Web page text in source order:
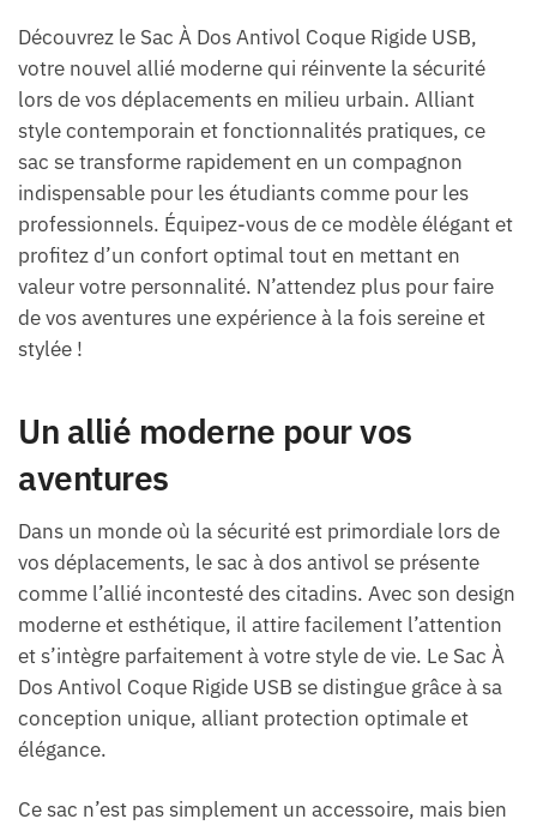
Découvrez le Sac À Dos Antivol Coque Rigide USB,
votre nouvel allié moderne qui réinvente la sécurité
lors de vos déplacements en milieu urbain. Alliant
style contemporain et fonctionnalités pratiques, ce
sac se transforme rapidement en un compagnon
indispensable pour les étudiants comme pour les
professionnels. Équipez-vous de ce modèle élégant et
profitez d’un confort optimal tout en mettant en
valeur votre personnalité. N’attendez plus pour faire
de vos aventures une expérience à la fois sereine et
stylée !
Un allié moderne pour vos
aventures
Dans un monde où la sécurité est primordiale lors de
vos déplacements, le sac à dos antivol se présente
comme l’allié incontesté des citadins. Avec son design
moderne et esthétique, il attire facilement l’attention
et s’intègre parfaitement à votre style de vie. Le Sac À
Dos Antivol Coque Rigide USB se distingue grâce à sa
conception unique, alliant protection optimale et
élégance.
Ce sac n’est pas simplement un accessoire, mais bien